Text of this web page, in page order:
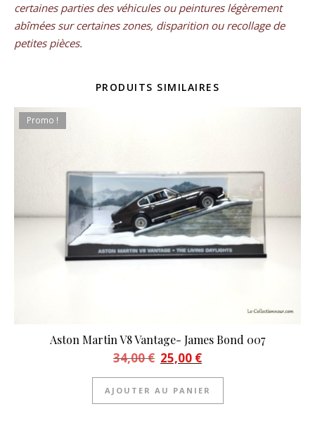
certaines parties des véhicules ou peintures légèrement
abîmées sur certaines zones, disparition ou recollage de
petites pièces.
PRODUITS SIMILAIRES
Promo !
Aston Martin V8 Vantage- James Bond 007
34,00€ Le prix initial était : 34,00 €.
25,00 €Le prix actuel est : 25,00 €.
AJOUTER AU PANIER